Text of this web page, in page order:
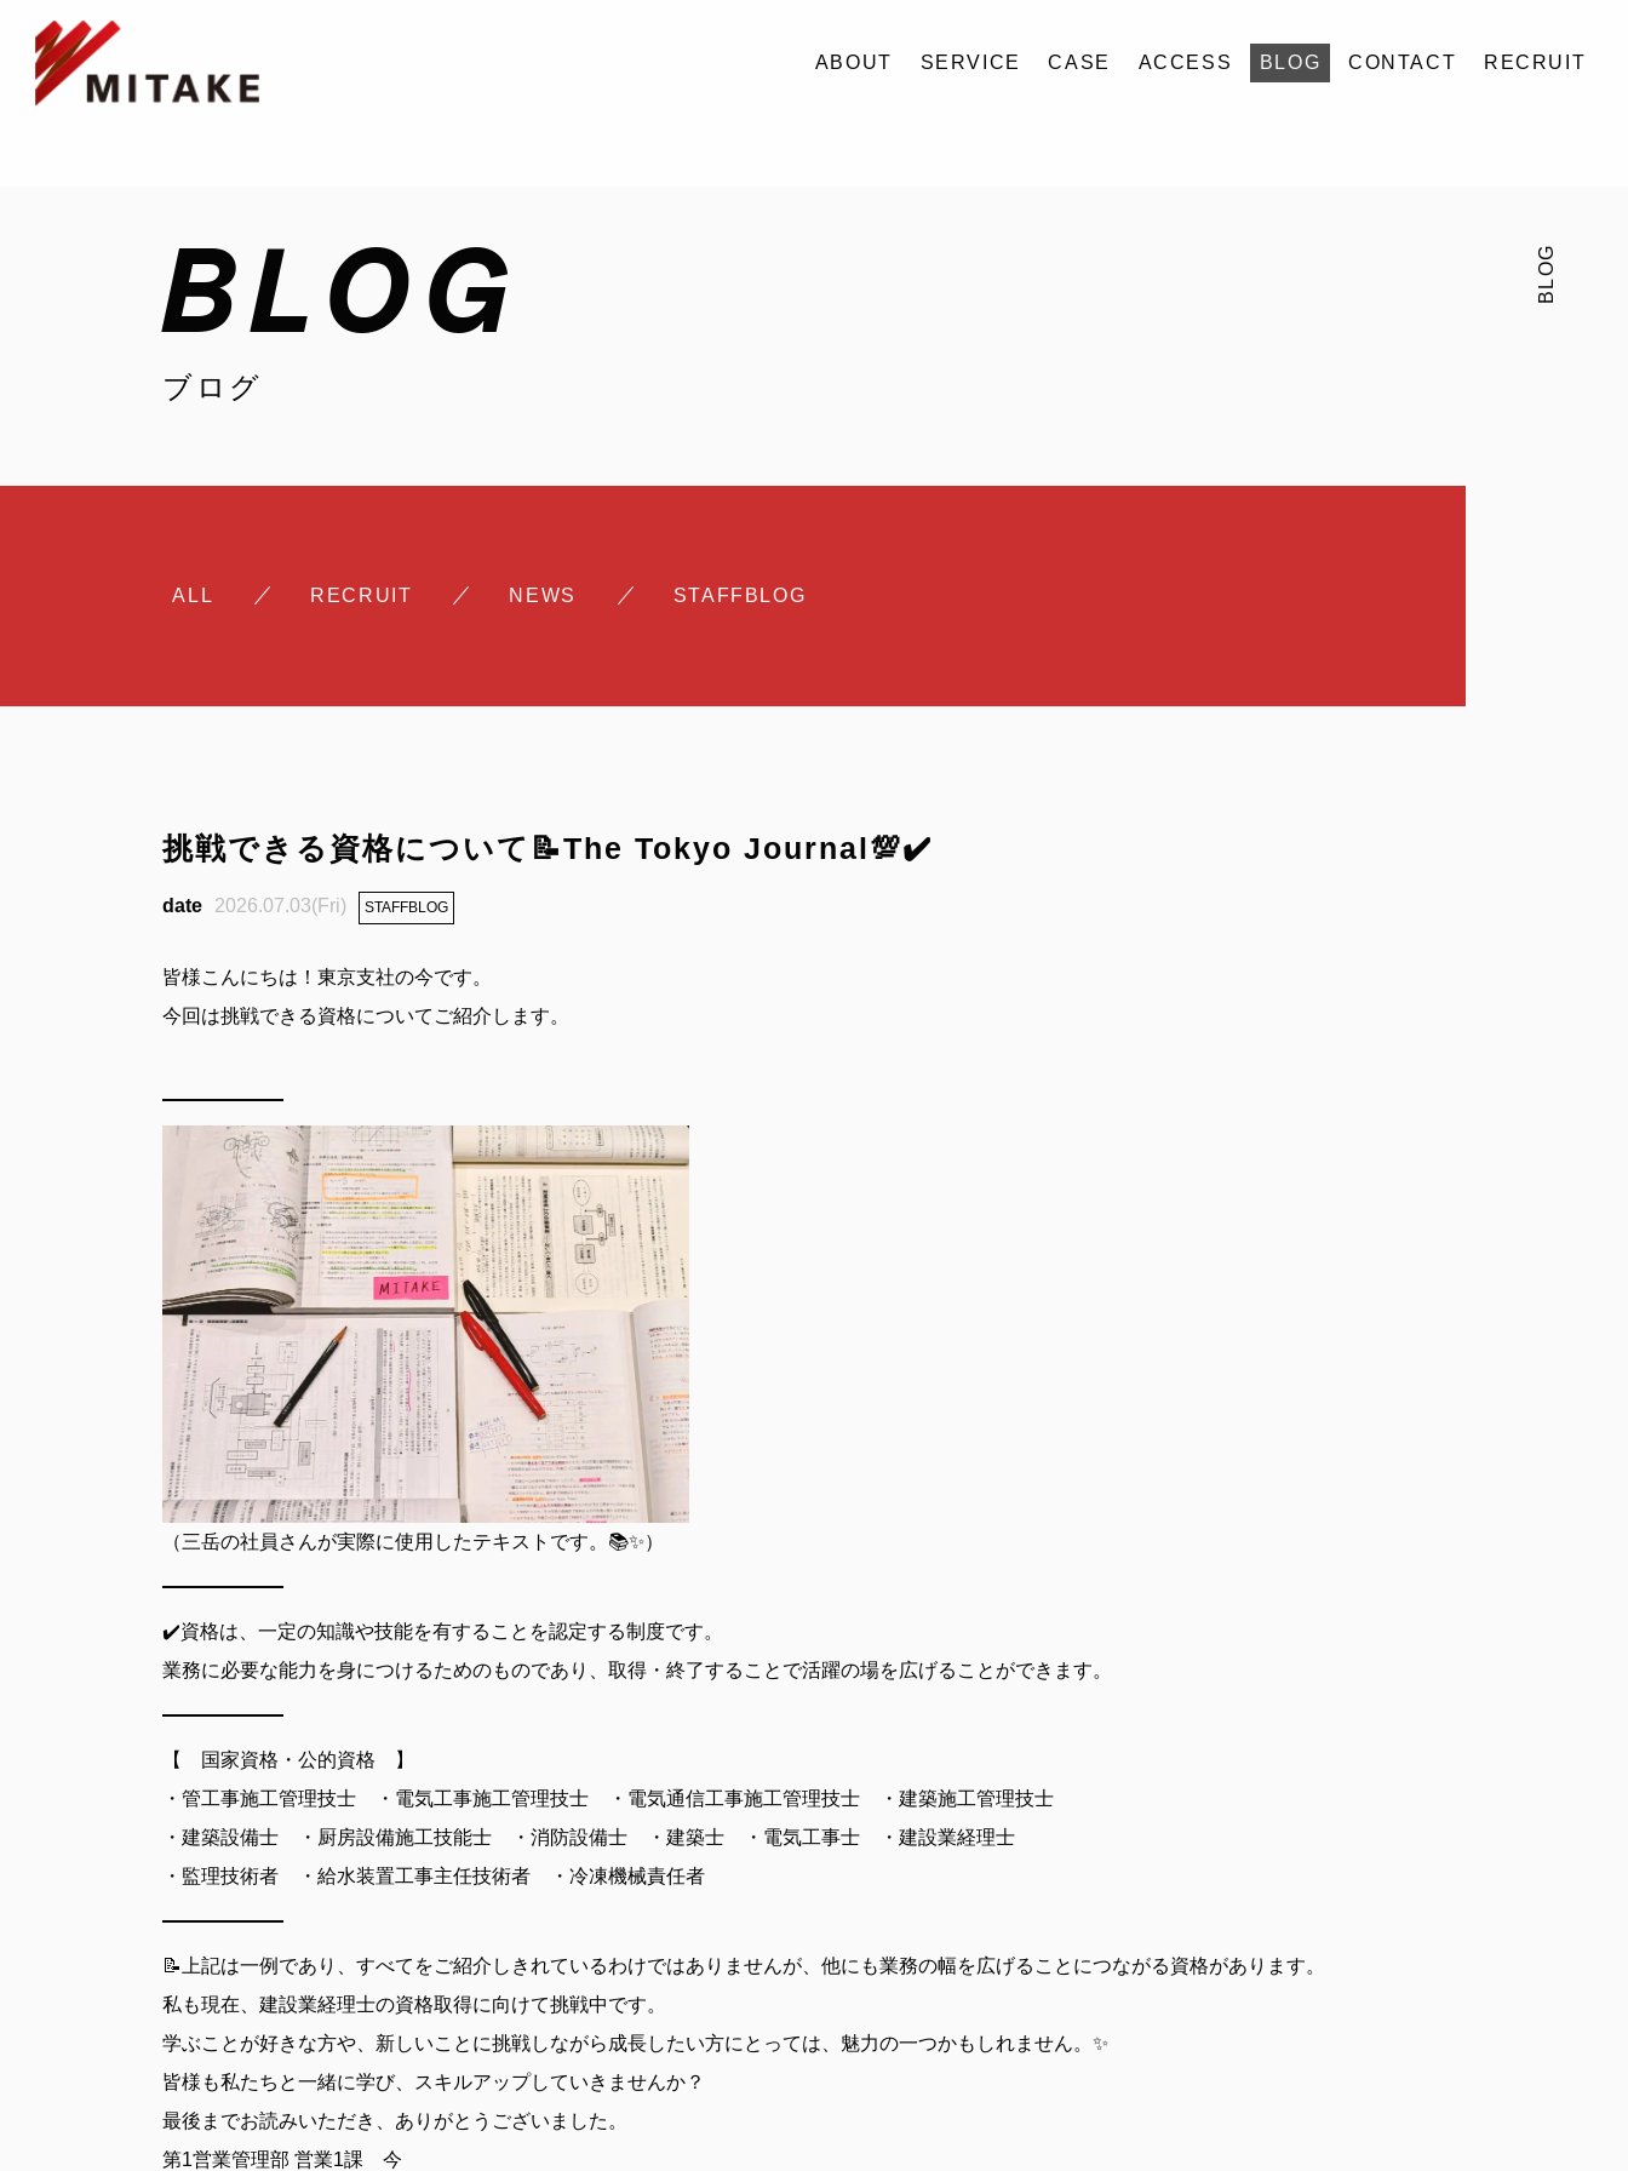
ABOUT SERVICE CASE ACCESS BLOG CONTACT RECRUIT
BLOG
ブログ
BLOG
ALL RECRUIT NEWS STAFFBLOG
挑戦できる資格について📝The Tokyo Journal💯✔️
2026.07.03(Fri) STAFFBLOG
皆様こんにちは！東京支社の今です。
今回は挑戦できる資格についてご紹介します。
（三岳の社員さんが実際に使用したテキストです。📚✨）
✔️資格は、一定の知識や技能を有することを認定する制度です。
業務に必要な能力を身につけるためのものであり、取得・終了することで活躍の場を広げることができます。
【 国家資格・公的資格 】
・管工事施工管理技士 ・電気工事施工管理技士 ・電気通信工事施工管理技士 ・建築施工管理技士
・建築設備士 ・厨房設備施工技能士 ・消防設備士 ・建築士 ・電気工事士 ・建設業経理士
・監理技術者 ・給水装置工事主任技術者 ・冷凍機械責任者
📝上記は一例であり、すべてをご紹介しきれているわけではありませんが、他にも業務の幅を広げることにつながる資格があります。
私も現在、建設業経理士の資格取得に向けて挑戦中です。
学ぶことが好きな方や、新しいことに挑戦しながら成長したい方にとっては、魅力の一つかもしれません。✨
皆様も私たちと一緒に学び、スキルアップしていきませんか？
最後までお読みいただき、ありがとうございました。
第1営業管理部 営業1課 今